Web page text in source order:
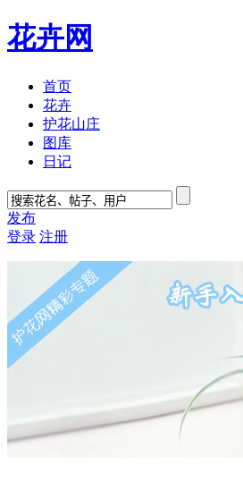
花卉网
首页
花卉
护花山庄
图库
日记
发布
登录 注册